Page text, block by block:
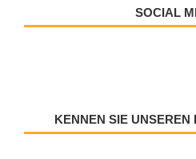
SOCIAL
KENNEN SIE UNSEREN